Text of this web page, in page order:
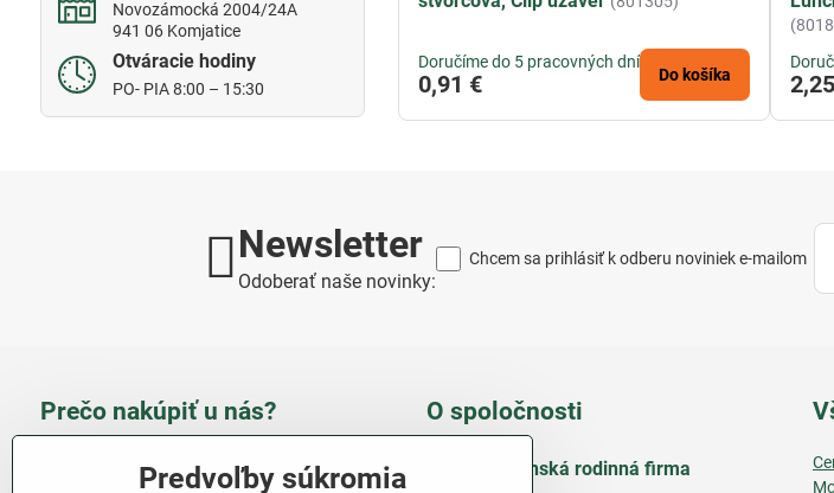
Doručíme do 5 pracovných dní
0,91 € Do košíka
Novozámocká 2004/24A
941 06 Komjatice
Otváracie hodiny
PO- PIA 8:00 – 15:30
Newsletter
Odoberať naše novinky:
Chcem sa prihlásiť k odberu noviniek e-mailom
Prečo nakúpiť u nás?
Takmer 100 % spokojných
zákazníkov
O spoločnosti
Slovenská rodinná firma
Predvoľby súkromia